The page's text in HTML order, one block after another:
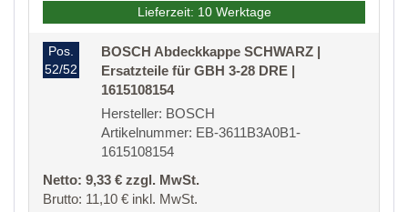
Lieferzeit: 10 Werktage
Pos.
52/52
BOSCH Abdeckkappe SCHWARZ |
Ersatzteile für GBH 3-28 DRE |
1615108154
Hersteller: BOSCH
Artikelnummer: EB-3611B3A0B1-
1615108154
Netto: 9,33 € zzgl. MwSt.
Brutto: 11,10 € inkl. MwSt.